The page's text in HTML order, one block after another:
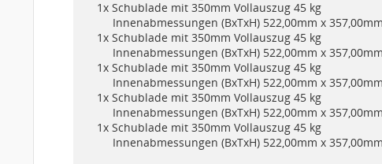
1x Schublade mit 350mm Vollauszug 45 kg
Innenabmessungen (BxTxH) 522,00mm x
1x Schublade mit 350mm Vollauszug 45 kg
Innenabmessungen (BxTxH) 522,00mm x
1x Schublade mit 350mm Vollauszug 45 kg
Innenabmessungen (BxTxH) 522,00mm x
1x Schublade mit 350mm Vollauszug 45 kg
Innenabmessungen (BxTxH) 522,00mm x
1x Schublade mit 350mm Vollauszug 45 kg
Innenabmessungen (BxTxH) 522,00mm x